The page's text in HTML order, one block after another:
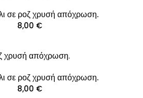
σε ροζ χρυσή απόχρωση.
8,00 €
σε ροζ χρυσή απόχρωση.
8,00 €